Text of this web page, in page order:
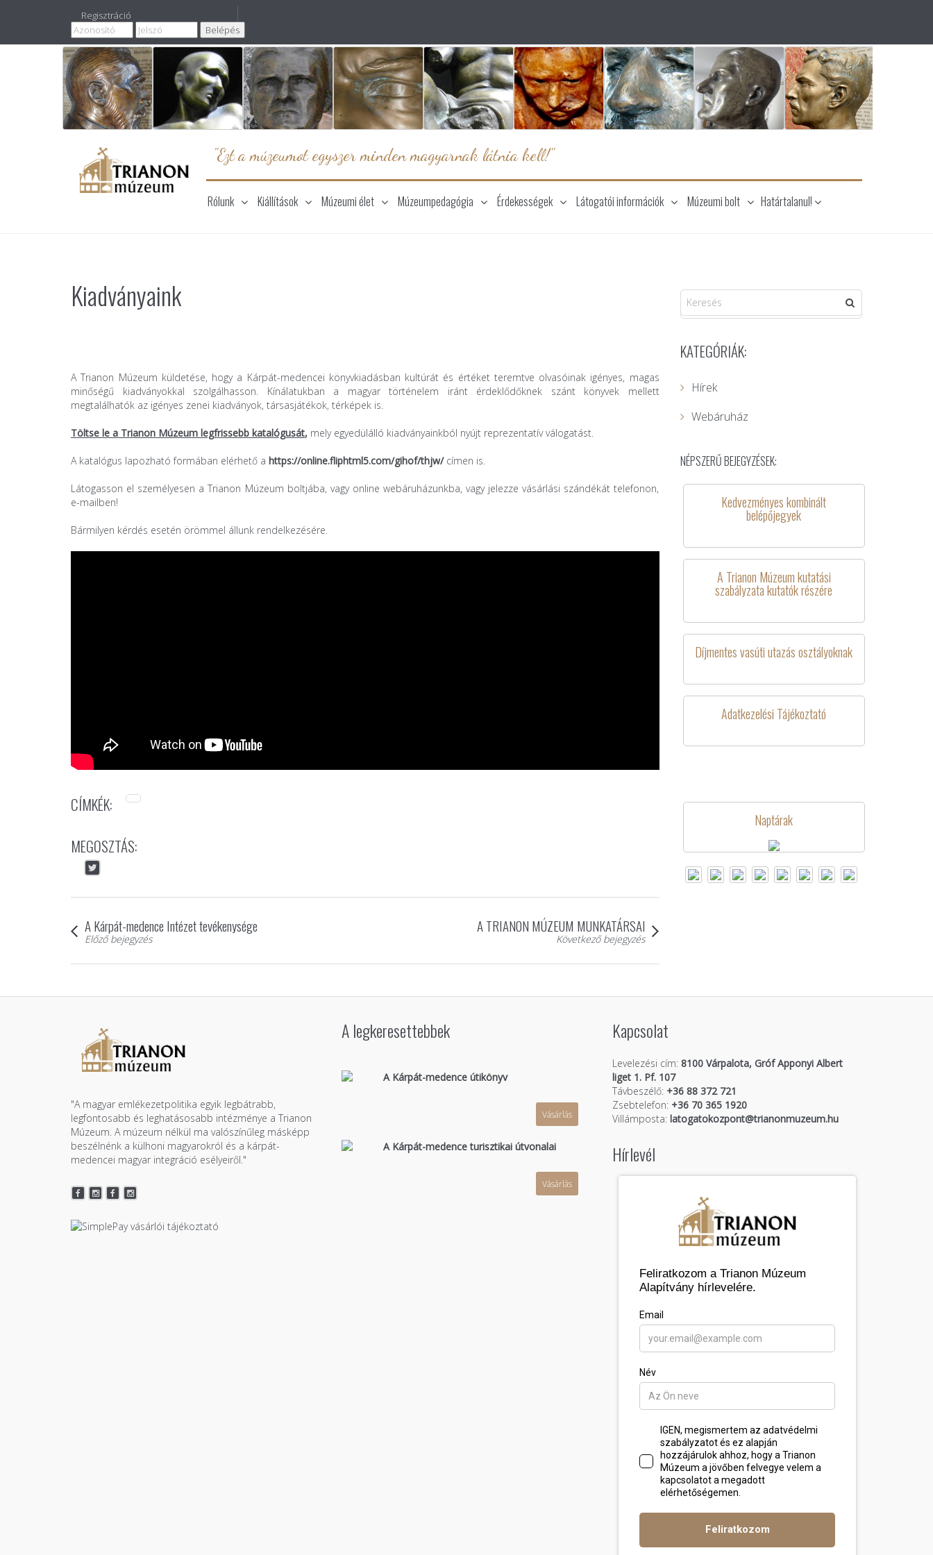
Regisztráció
"Ezt a múzeumot egyszer minden magyarnak látnia kell!"
Rólunk Kiállítások Múzeumi élet Múzeumpedagógia Érdekességek Látogatói információk Múzeumi bolt Határtalanul!
Kiadványaink
A Trianon Múzeum küldetése, hogy a Kárpát-medencei könyvkiadásban kultúrát és értéket teremtve olvasóinak igényes, magas
minőségű kiadványokkal szolgálhasson. Kínálatukban a magyar történelem iránt érdeklődőknek szánt könyvek mellett
megtalálhatók az igényes zenei kiadványok, társasjátékok, térképek is.
Töltse le a Trianon Múzeum legfrissebb katalógusát, mely egyedülálló kiadványainkból nyújt reprezentatív válogatást.
A katalógus lapozható formában elérhető a https://online.fliphtml5.com/gihof/thjw/ címen is.
Látogasson el személyesen a Trianon Múzeum boltjába, vagy online webáruházunkba, vagy jelezze vásárlási szándékát telefonon,
e-mailben!
Bármilyen kérdés esetén örömmel állunk rendelkezésére.
CÍMKÉK:
MEGOSZTÁS:
A Kárpát-medence Intézet tevékenysége
Előző bejegyzés
A TRIANON MÚZEUM MUNKATÁRSAI
Következő bejegyzés
KATEGÓRIÁK:
Hírek
Webáruház
NÉPSZERŰ BEJEGYZÉSEK:
Kedvezményes kombinált
belépőjegyek
A Trianon Múzeum kutatási
szabályzata kutatók részére
Díjmentes vasúti utazás osztályoknak
Adatkezelési Tájékoztató
Naptárak
"A magyar emlékezetpolitika egyik legbátrabb,
legfontosabb és leghatásosabb intézménye a Trianon
Múzeum. A múzeum nélkül ma valószínűleg másképp
beszélnénk a külhoni magyarokról és a kárpát-
medencei magyar integráció esélyeiről."
A legkeresettebbek
A Kárpát-medence útikönyv
Vásárlás
A Kárpát-medence turisztikai útvonalai
Vásárlás
Kapcsolat
Levelezési cím: 8100 Várpalota, Gróf Apponyi Albert
liget 1. Pf. 107
Távbeszélő: +36 88 372 721
Zsebtelefon: +36 70 365 1920
Villámposta: latogatokozpont@trianonmuzeum.hu
Hírlevél